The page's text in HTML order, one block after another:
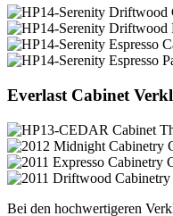
Everlast Cabinet
Bei den hochwertigeren